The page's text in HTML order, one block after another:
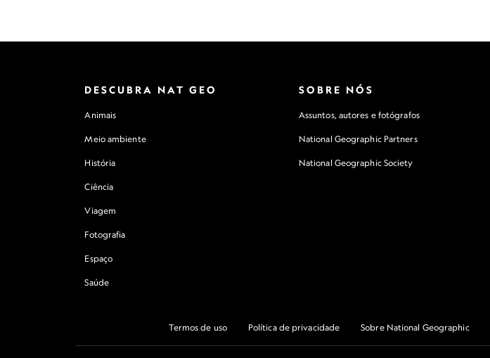
DESCUBRA NAT GEO
Animais
Meio ambiente
História
Ciência
Viagem
Fotografia
Espaço
Saúde
SOBRE NÓS
Assuntos, autores e fotógrafos
National Geographic Partners
National Geographic Society
Termos de uso Política de privacidade Sobre National Geographic